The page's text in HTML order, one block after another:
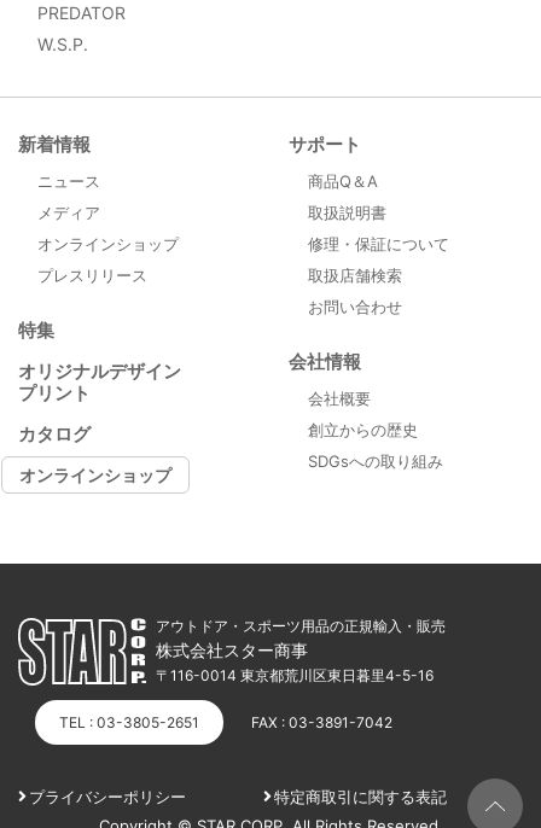
新着情報
ニュース
メディア
オンラインショップ
プレスリリース
特集
オリジナルデザイン
プリント
カタログ
オンラインショップ
サポート
商品Q＆A
取扱説明書
修理・保証について
取扱店舗検索
お問い合わせ
会社情報
会社概要
創立からの歴史
SDGsへの取り組み
PREDATOR
W.S.P.
アウトドア・スポーツ用品の正規輸入・販売
株式会社スター商事
〒116-0014 東京都荒川区東日暮里4-5-16
TEL : 03-3805-2651 FAX : 03-3891-7042
プライバシーポリシー
特定商取引に関する表記